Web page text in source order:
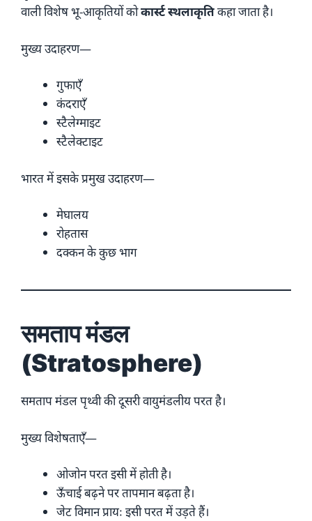
वाली विशेष भू-आकृतियों कोकार्स्ट स्थलाकृतिकहा जाता है।
मुख्य उदाहरण—
गुफाएँ
कंदराएँ
स्टैलेग्माइट
स्टैलेक्टाइट
भारत में इसके प्रमुख उदाहरण—
मेघालय
रोहतास
दक्कन के कुछ भाग
समताप मंडल
(Stratosphere)
समताप मंडल पृथ्वी की दूसरी वायुमंडलीय परत है।
मुख्य विशेषताएँ—
ओजोन परत इसी में होती है।
ऊँचाई बढ़ने पर तापमान बढ़ता है।
जेट विमान प्रायः इसी परत में उड़ते हैं।